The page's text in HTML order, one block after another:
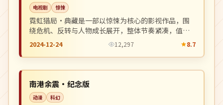
电视剧 惊悚
霓虹猎局·典藏是一部以惊悚为核心的影视作品，围
绕危机、反转与人物成长展开，整体节奏紧凑，值得
推荐观看。
2024-12-24 12,297 8.7
英国
南港余震·纪念版
动漫 科幻